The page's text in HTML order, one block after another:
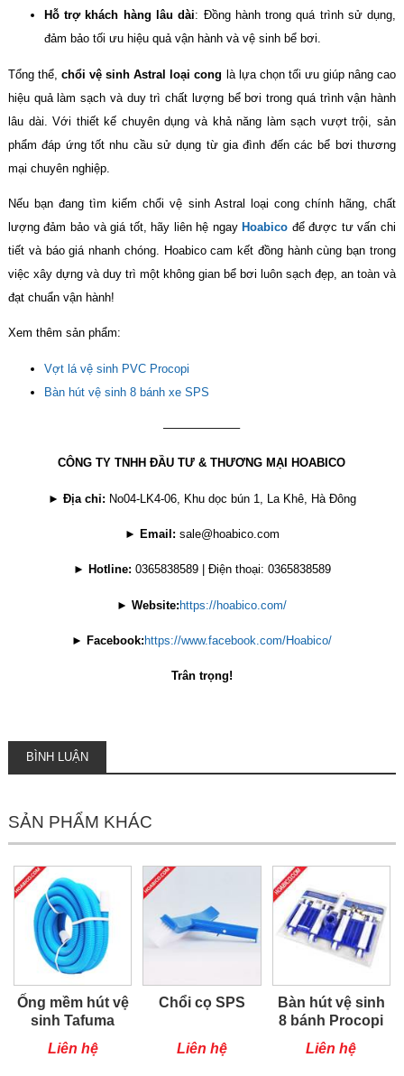
Hỗ trợ khách hàng lâu dài: Đồng hành trong quá trình sử dụng,
đảm bảo tối ưu hiệu quả vận hành và vệ sinh bể bơi.
Tổng thể,chổi vệ sinh Astral loại cong là lựa chọn tối ưu giúp nâng cao
hiệu quả làm sạch và duy trì chất lượng bể bơi trong quá trình vận hành
lâu dài. Với thiết kế chuyên dụng và khả năng làm sạch vượt trội, sản
phẩm đáp ứng tốt nhu cầu sử dụng từ gia đình đến các bể bơi thương
mại chuyên nghiệp.
Nếu bạn đang tìm kiếm chổi vệ sinh Astral loại cong chính hãng, chất
lượng đảm bảo và giá tốt, hãy liên hệ ngay Hoabico để được tư vấn chi
tiết và báo giá nhanh chóng. Hoabico cam kết đồng hành cùng bạn trong
việc xây dựng và duy trì một không gian bể bơi luôn sạch đẹp, an toàn và
đạt chuẩn vận hành!
Xem thêm sản phẩm:
Vợt lá vệ sinh PVC Procopi
Bàn hút vệ sinh 8 bánh xe SPS
——————–
CÔNG TY TNHH ĐẦU TƯ & THƯƠNG MẠI HOABICO
► Địa chỉ: No04-LK4-06, Khu dọc bún 1, La Khê, Hà Đông
► Email: sale@hoabico.com
► Hotline: 0365838589 | Điện thoại: 0365838589
►Website:https://hoabico.com/
► Facebook: https://www.facebook.com/Hoabico/
Trân trọng!
BÌNH LUẬN
SẢN PHẨM KHÁC
Ống mềm hút vệ
sinh Tafuma
Liên hệ
Chổi cọ SPS
Liên hệ
Bàn hút vệ sinh
8 bánh Procopi
Liên hệ